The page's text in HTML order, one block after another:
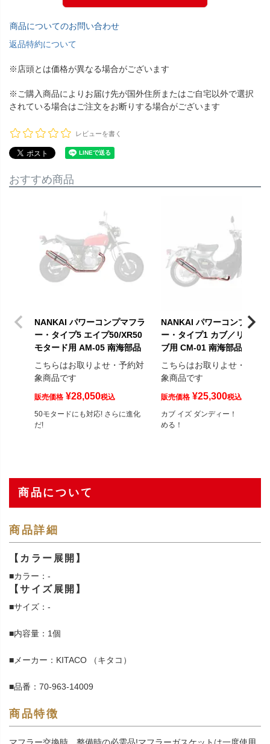
商品についてのお問い合わせ
返品特約について
※店頭とは価格が異なる場合がございます
※ご購入商品によりお届け先が国外住所またはご自宅以外で選択
されている場合はご注文をお断りする場合がございます
レビューを書く
おすすめ商品
NANKAI パワーコンプマフラ
ー・タイプ5 エイプ50/XR50
モタード用 AM-05 南海部品
こちらはお取りよせ・予約対
象商品です
販売価格 ¥28,050税込
50モタードにも対応! さらに進化
だ!
NANKAI パワーコンプマフ
ー・タイプ1 カブ／リトルカ
ブ用 CM-01 南海部品
こちらはお取りよせ・予約対
象商品です
販売価格 ¥25,300税込
カブ イズ ダンディー！ 国産で
める！
商品について
商品詳細
【カラー展開】
■カラー：-
【サイズ展開】
■サイズ：-
■内容量：1個
■メーカー：KITACO （キタコ）
■品番：70-963-14009
商品特徴